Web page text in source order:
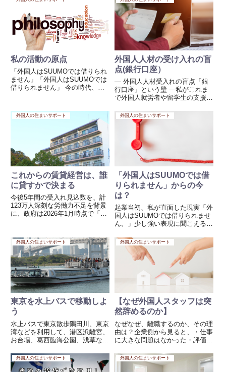
す。これまで技能実習で受け入れ
ていた業務でも、そのまま移行で
きるとは限らないため、まずは...
いて、受入れ企業の皆様や、現...
私の活動の原点
「外国人はSUUMOでは借りられ
ません」「外国人はSUUMOでは
借りられません」 今の時代、そ
貸市場には、今もなお厳然たる
「見えない壁」が存在します。私
がこの世界に飛び込んだ18年...
外国人人材の受け入れの盲
点(銀行口座）
― 外国人人材受入れの盲点「銀
行口座」という壁 ―私がこれま
で外国人就労者や留学生の支援に
問題の一つが「銀行口座の開設」
です。在留資格があり、住民登録
も済み、住居も確保できた。しか
し、給与を受け取るための口座
外国人の住まいサポート
これからの賃貸経営は、誰
に貸すかで決まる
今後5年間の受入れ見込数を、計
123万人深刻な労働力不足を背景
に、政府は2026年1月時点で「育
万人と示しています。この数字
は、賃貸経営にとって決して他人
事ではありません。実際、...
外国人の住まいサポート
「外国人はSUUMOでは借
りられません」からの今
は？
起業当初、私が直面した現実「外
国人はSUUMOでは借りられませ
ん。」少し強い表現に聞こえるか
苦い実体験から来る言葉です。起
業した当初、ありがたいことに多
くのお客様にお越しいただきまし
た。私の事業は外国人専門でし...
外国人の住まいサポート
東京を水上バスで移動しよ
う
水上バスで東京散歩隅田川、東京
湾などを利用して、港区浜離宮、
お台場、葛西臨海公園、浅草など
これがすてきなんですよ、夕方乗
ると夕日から夜景も見えて素敵で
外国人の住まいサポート
【なぜ外国人スタッフは突
然辞めるのか】
なぜなぜ、離職するのか、その理
由は？企業側から見ると、・仕事
に大きな問題はなかった・評価も
りそれでも、ある日突然「退職し
ます」と言われる。その背景にあ
外国人の住まいサポート 外国人の住まいサポート